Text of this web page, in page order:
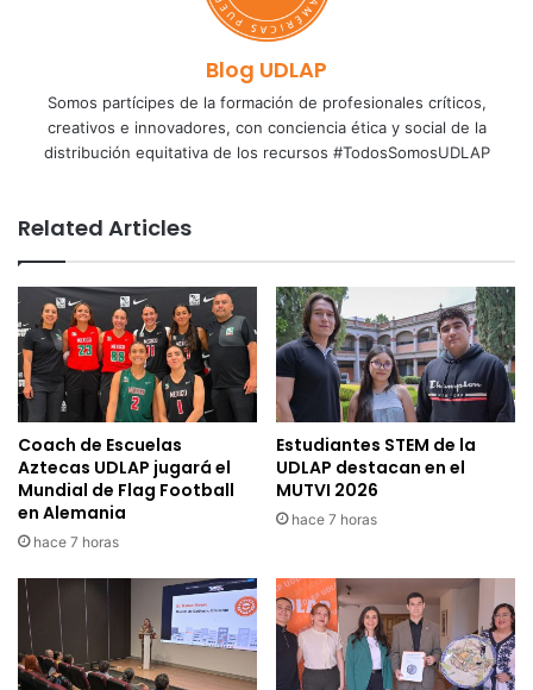
Blog UDLAP
Somos partícipes de la formación de profesionales críticos,
creativos e innovadores, con conciencia ética y social de la
distribución equitativa de los recursos #TodosSomosUDLAP
Related Articles
Coach de Escuelas
Aztecas UDLAP jugará el
Mundial de Flag Football
en Alemania
hace 7 horas
Estudiantes STEM de la
UDLAP destacan en el
MUTVI 2026
hace 7 horas